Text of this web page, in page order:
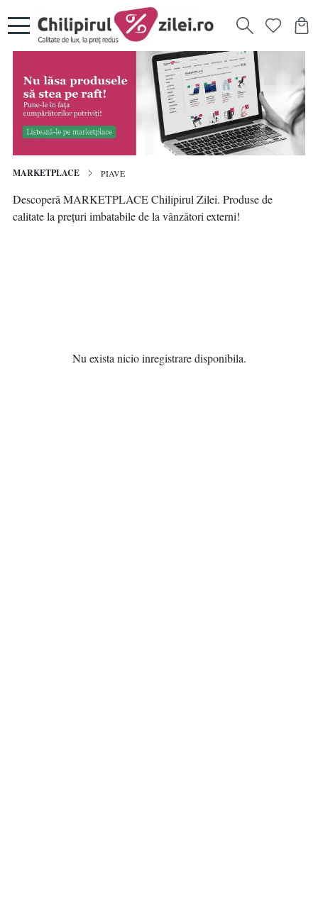
MARKETPLACE PIAVE
Descoperă MARKETPLACE Chilipirul Zilei. Produse de
calitate la prețuri imbatabile de la vânzători externi!
Nu exista nicio inregistrare disponibila.